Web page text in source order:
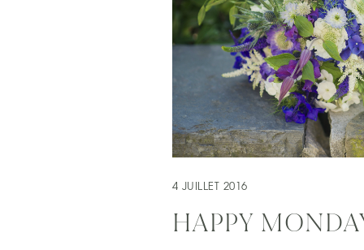
4 JUILLET 2016
HAPPY